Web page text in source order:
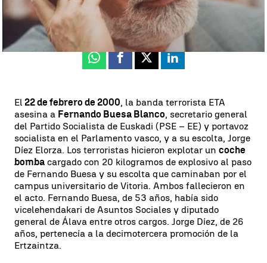
Juan José Blasco
Publicado:
22 de febrero de 2023, 06:05
Whatsapp
Facebook
X Linkedin
El 22 de febrero de 2000, la banda terrorista ETA
asesina a Fernando Buesa Blanco, secretario general
del Partido Socialista de Euskadi (PSE – EE) y portavoz
socialista en el Parlamento vasco, y a su escolta, Jorge
Díez Elorza. Los terroristas hicieron explotar un coche
bomba cargado con 20 kilogramos de explosivo al paso
de Fernando Buesa y su escolta que caminaban por el
campus universitario de Vitoria. Ambos fallecieron en
el acto. Fernando Buesa, de 53 años, había sido
vicelehendakari de Asuntos Sociales y diputado
general de Álava entre otros cargos. Jorge Díez, de 26
años, pertenecía a la decimotercera promoción de la
Ertzaintza.